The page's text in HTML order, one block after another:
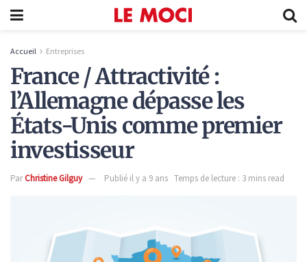
Accueil Entreprises
France / Attractivité :
l’Allemagne dépasse les
États-Unis comme premier
investisseur
ParChristine Gilguy Publié il y a 9 ans Temps de lecture : 3 mins read